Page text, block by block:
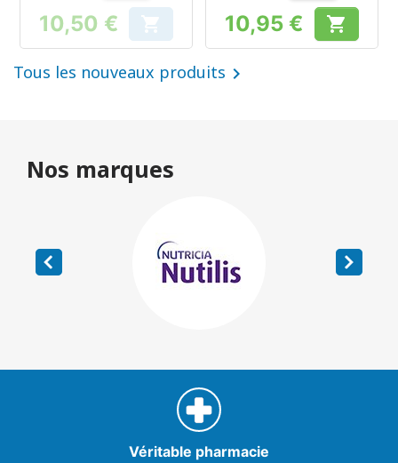
Prix
10,50 €  Prix
10,95 € 
Tous les nouveaux produits 
Nos marques
Véritable pharmacie